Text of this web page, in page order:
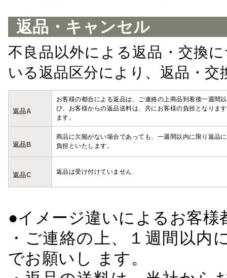
返品・キャンセル
不良品以外による返品・交換
いる返品区分により、返品・
返品A
お客様の都合による返品は、ご連絡の上商品到着後一週間
び、お客様からの返品送料は、共にお客様の負担となりま
ます。
返品B
商品に欠陥がない場合であっても、一週間以内に限り返品
負担といたします。
返品C 返品は受け付けていません
●イメージ違いによるお客
・ご連絡の上、１週間以
でお願いし ます。